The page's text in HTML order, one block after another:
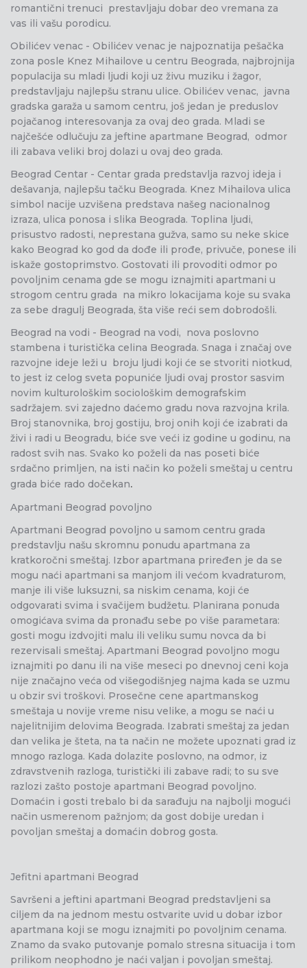
romantični trenuci prestavljaju dobar deo vremana za
vas ili vašu porodicu.
Obilićev venac - Obilićev venac je najpoznatija pešačka
zona posle Knez Mihailove u centru Beograda, najbrojnija
populacija su mladi ljudi koji uz živu muziku i žagor,
predstavljaju najlepšu stranu ulice. Obilićev venac, javna
gradska garaža u samom centru, još jedan je preduslov
pojačanog interesovanja za ovaj deo grada. Mladi se
najčešće odlučuju za jeftine apartmane Beograd, odmor
ili zabava veliki broj dolazi u ovaj deo grada.
Beograd Centar - Centar grada predstavlja razvoj ideja i
dešavanja, najlepšu tačku Beograda. Knez Mihailova ulica
simbol nacije uzvišena predstava našeg nacionalnog
izraza, ulica ponosa i slika Beograda. Toplina ljudi,
prisustvo radosti, neprestana gužva, samo su neke skice
kako Beograd ko god da dođe ili prođe, privuče, ponese ili
iskaže gostoprimstvo. Gostovati ili provoditi odmor po
povoljnim cenama gde se mogu iznajmiti apartmani u
strogom centru grada na mikro lokacijama koje su svaka
za sebe dragulj Beograda, šta više reći sem dobrodošli.
Beograd na vodi - Beograd na vodi, nova poslovno
stambena i turistička celina Beograda. Snaga i značaj ove
razvojne ideje leži u broju ljudi koji će se stvoriti niotkud,
to jest iz celog sveta popuniće ljudi ovaj prostor sasvim
novim kulturološkim sociološkim demografskim
sadržajem. svi zajedno daćemo gradu nova razvojna krila.
Broj stanovnika, broj gostiju, broj onih koji će izabrati da
živi i radi u Beogradu, biće sve veći iz godine u godinu, na
radost svih nas. Svako ko poželi da nas poseti biće
srdačno primljen, na isti način ko poželi smeštaj u centru
grada biće rado dočekan.
Apartmani Beograd povoljno
Apartmani Beograd povoljno u samom centru grada
predstavlju našu skromnu ponudu apartmana za
kratkoročni smeštaj. Izbor apartmana priređen je da se
mogu naći apartmani sa manjom ili većom kvadraturom,
manje ili više luksuzni, sa niskim cenama, koji će
odgovarati svima i svačijem budžetu. Planirana ponuda
omogićava svima da pronađu sebe po više parametara:
gosti mogu izdvojiti malu ili veliku sumu novca da bi
rezervisali smeštaj. Apartmani Beograd povoljno mogu
iznajmiti po danu ili na više meseci po dnevnoj ceni koja
nije značajno veća od višegodišnjeg najma kada se uzmu
u obzir svi troškovi. Prosečne cene apartmanskog
smeštaja u novije vreme nisu velike, a mogu se naći u
najelitnijim delovima Beograda. Izabrati smeštaj za jedan
dan velika je šteta, na ta način ne možete upoznati grad iz
mnogo razloga. Kada dolazite poslovno, na odmor, iz
zdravstvenih razloga, turistički ili zabave radi; to su sve
razlozi zašto postoje apartmani Beograd povoljno.
Domaćin i gosti trebalo bi da sarađuju na najbolji mogući
način usmerenom pažnjom; da gost dobije uredan i
povoljan smeštaj a domaćin dobrog gosta.
Jefitni apartmani Beograd
Savršeni a jeftini apartmani Beograd predstavljeni sa
ciljem da na jednom mestu ostvarite uvid u dobar izbor
apartmana koji se mogu iznajmiti po povoljnim cenama.
Znamo da svako putovanje pomalo stresna situacija i tom
prilikom neophodno je naći valjan i povoljan smeštaj.